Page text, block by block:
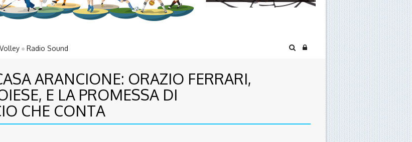
Volley Radio Sound
ARANCIONE: ORAZIO FERRARI,
E LA PROMESSA DI
CHE CONTA